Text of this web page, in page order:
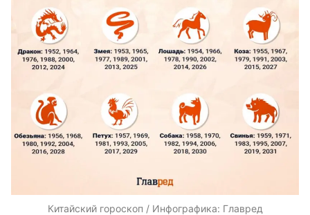
Китайский гороскоп / Инфографика: Главред